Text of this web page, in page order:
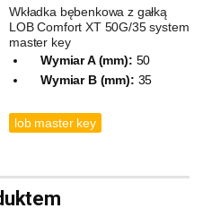
Wkładka bębenkowa z gałką
LOB Comfort XT 50G/35 system
master key
Wymiar A (mm): 50
Wymiar B (mm): 35
lob master key